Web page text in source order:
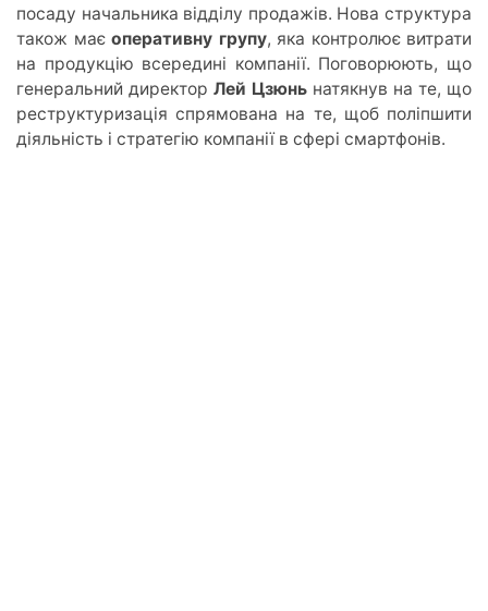
посаду начальника відділу продажів. Нова структура
також маєоперативну групу, яка контролює витрати
на продукцію всередині компанії. Поговорюють, що
генеральний директор Лей Цзюнь натякнув на те, що
реструктуризація спрямована на те, щоб поліпшити
діяльність і стратегію компанії в сфері смартфонів.